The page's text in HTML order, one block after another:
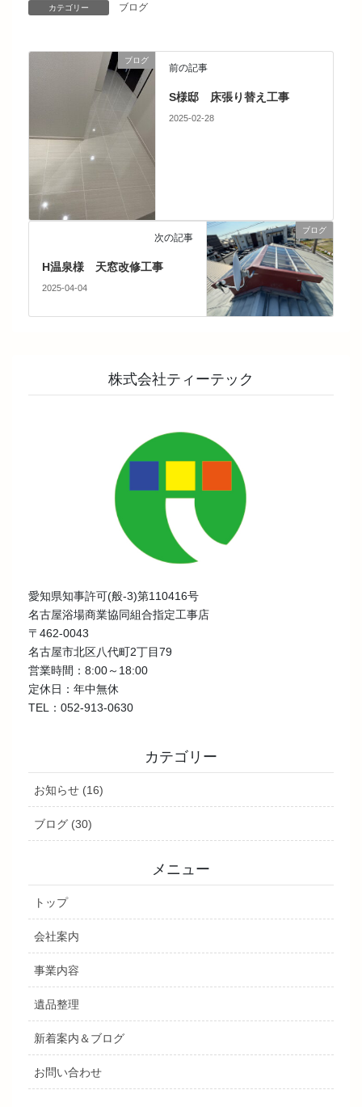
カテゴリー ブログ
ブログ
前の記事
S様邸 床張り替え工事
2025-02-28
ブログ
次の記事
H温泉様 天窓改修工事
2025-04-04
株式会社ティーテック
愛知県知事許可(般-3)第110416号
名古屋浴場商業協同組合指定工事店
〒462-0043
名古屋市北区八代町2丁目79
営業時間：8:00～18:00
定休日：年中無休
TEL：052-913-0630
カテゴリー
お知らせ (16)
ブログ (30)
メニュー
トップ
会社案内
事業内容
遺品整理
新着案内＆ブログ
お問い合わせ